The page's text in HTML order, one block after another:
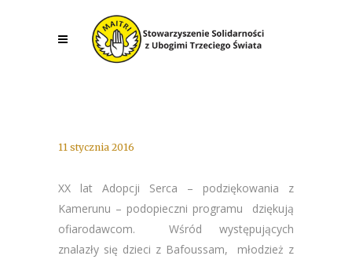
11 stycznia 2016
XX lat Adopcji Serca – podziękowania z
Kamerunu – podopieczni programu dziękują
ofiarodawcom. Wśród występujących
znalazły się dzieci z Bafoussam, młodzież z